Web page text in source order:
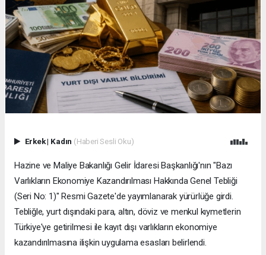
Erkek| Kadın (Haberi Sesli Oku)
Hazine ve Maliye Bakanlığı Gelir İdaresi Başkanlığı'nın "Bazı
Varlıkların Ekonomiye Kazandırılması Hakkında Genel Tebliği
(Seri No: 1)" Resmi Gazete'de yayımlanarak yürürlüğe girdi.
Tebliğle, yurt dışındaki para, altın, döviz ve menkul kıymetlerin
Türkiye'ye getirilmesi ile kayıt dışı varlıkların ekonomiye
kazandırılmasına ilişkin uygulama esasları belirlendi.